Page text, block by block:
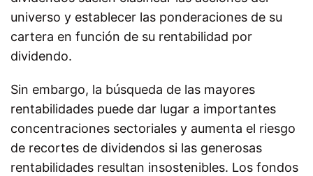
universo y establecer las ponderaciones de su
cartera en función de su rentabilidad por
dividendo.
Sin embargo, la búsqueda de las mayores
rentabilidades puede dar lugar a importantes
concentraciones sectoriales y aumenta el riesgo
de recortes de dividendos si las generosas
rentabilidades resultan insostenibles. Los fondos